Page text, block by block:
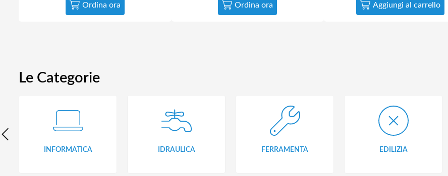
Ordina ora Ordina ora Aggiungi al carrello
Le Categorie
INFORMATICA IDRAULICA FERRAMENTA EDILIZIA